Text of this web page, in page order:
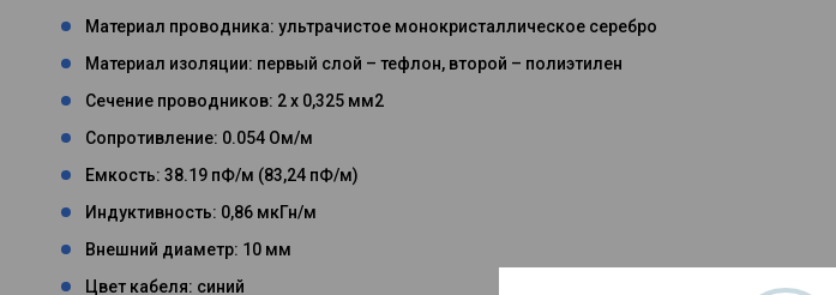
Материал проводника: ультрачистое монокристаллическое серебро
Материал изоляции: первый слой – тефлон, второй – полиэтилен
Сечение проводников: 2 х 0,325 мм2
Сопротивление: 0.054 Ом/м
Емкость: 38.19 пФ/м (83,24 пФ/м)
Индуктивность: 0,86 мкГн/м
Внешний диаметр: 10 мм
Цвет кабеля: синий